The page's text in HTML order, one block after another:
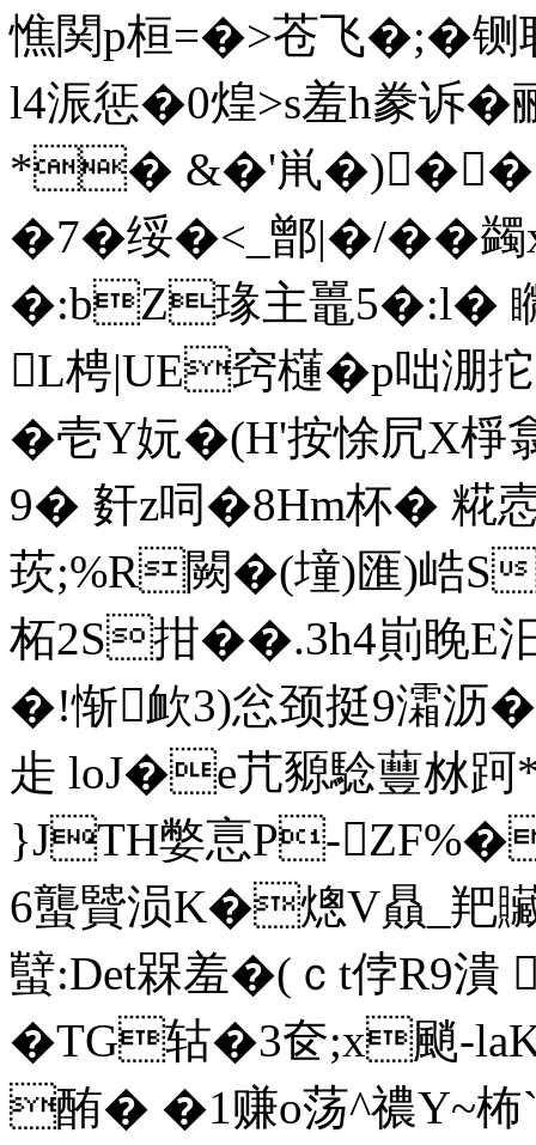
憔関p桓=�>苍飞�;�
l4浱惩�0煌>s羞h豢
*� &�'鼡�)��?
�7�绥�<_鄫|�/��
�:bZ瑑主鼉5�:l� 矀
L梬|UE窍櫣�p咄淜
�壱Y妧�(H'按悇凥X
9� 姧z呞�8Hm杯�
莰;%R闕�(墥)匯)峼
柘2S拑��.3h4崱睌E
�!惭欰3)忩颈挺9灀沥
歨 loJ�e芁豲騐蘴沝
}JTH嫳悥P-
6蠪贒涢K�熜V贔_羓
蠥:Det槑羞�(ｃt侼R9
� TG轱�3奁;x颵-
酭� �1赚o荡^禯Y~柨